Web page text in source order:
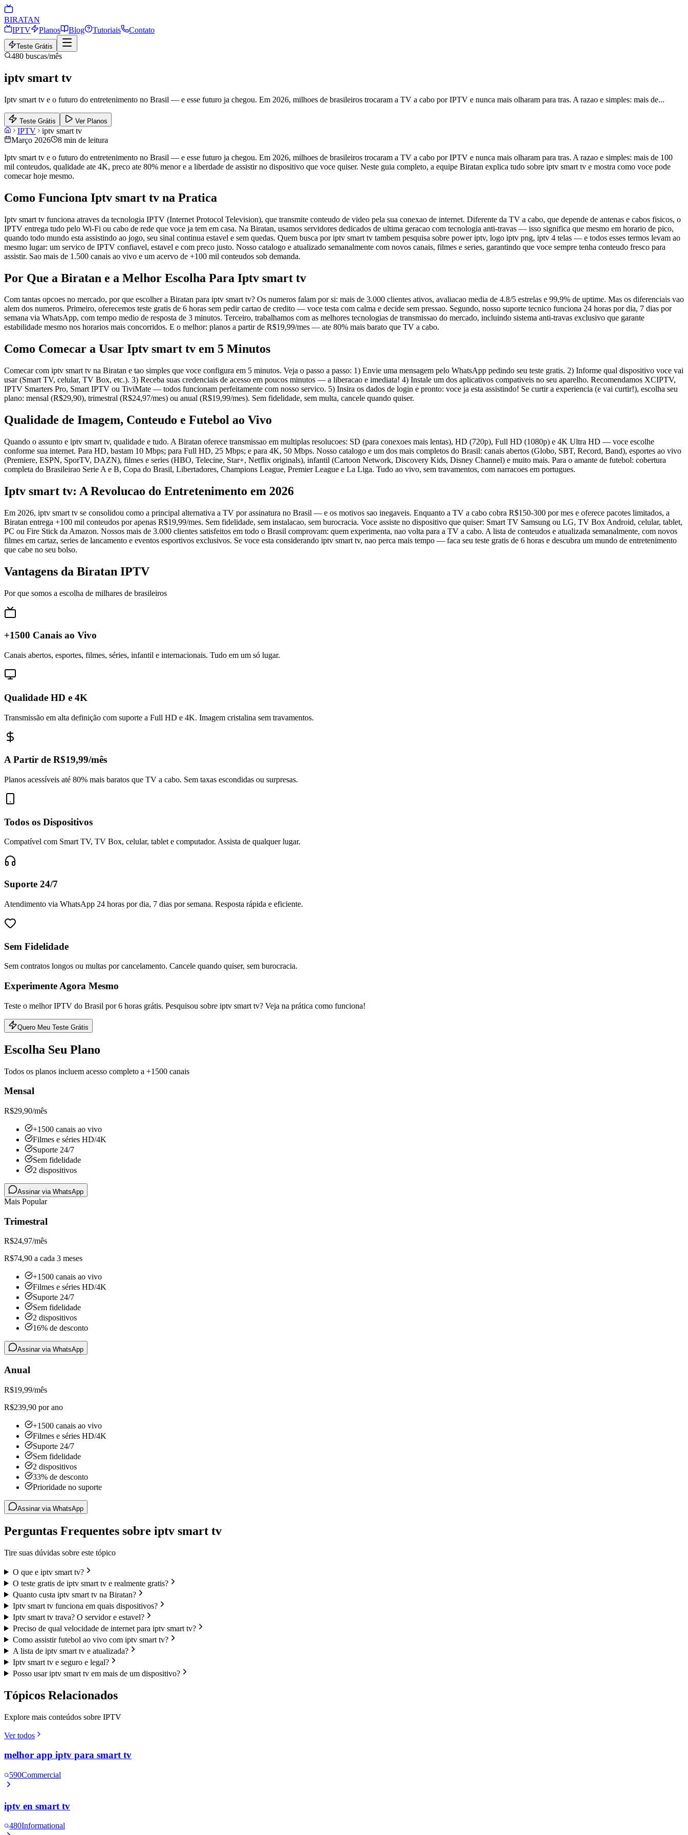
BIRATAN
IPTV
Planos Blog Tutoriais Contato
Teste Grátis
480 buscas/mês
iptv smart tv
Iptv smart tv e o futuro do entretenimento no Brasil — e esse futuro ja chegou. Em 2026, milhoes de brasileiros trocaram a TV a cabo por IPTV e nunca mais olharam para tras. A razao e simples: mais de...
Teste Grátis Ver Planos
IPTV
iptv smart tv
Março 2026
8 min de leitura
Iptv smart tv e o futuro do entretenimento no Brasil — e esse futuro ja chegou. Em 2026, milhoes de brasileiros trocaram a TV a cabo por IPTV e nunca mais olharam para tras. A razao e simples: mais de 100
mil conteudos, qualidade ate 4K, preco ate 80% menor e a liberdade de assistir no dispositivo que voce quiser. Neste guia completo, a equipe Biratan explica tudo sobre iptv smart tv e mostra como voce pode
comecar hoje mesmo.
Como Funciona Iptv smart tv na Pratica
Iptv smart tv funciona atraves da tecnologia IPTV (Internet Protocol Television), que transmite conteudo de video pela sua conexao de internet. Diferente da TV a cabo, que depende de antenas e cabos fisicos, o
IPTV entrega tudo pelo Wi-Fi ou cabo de rede que voce ja tem em casa. Na Biratan, usamos servidores dedicados de ultima geracao com tecnologia anti-travas — isso significa que mesmo em horario de pico,
quando todo mundo esta assistindo ao jogo, seu sinal continua estavel e sem quedas. Quem busca por iptv smart tv tambem pesquisa sobre power iptv, logo iptv png, iptv 4 telas — e todos esses termos levam ao
mesmo lugar: um servico de IPTV confiavel, estavel e com preco justo. Nosso catalogo e atualizado semanalmente com novos canais, filmes e series, garantindo que voce sempre tenha conteudo fresco para
assistir. Sao mais de 1.500 canais ao vivo e um acervo de +100 mil conteudos sob demanda.
Por Que a Biratan e a Melhor Escolha Para Iptv smart tv
Com tantas opcoes no mercado, por que escolher a Biratan para iptv smart tv? Os numeros falam por si: mais de 3.000 clientes ativos, avaliacao media de 4.8/5 estrelas e 99,9% de uptime. Mas os diferenciais vao
alem dos numeros. Primeiro, oferecemos teste gratis de 6 horas sem pedir cartao de credito — voce testa com calma e decide sem pressao. Segundo, nosso suporte tecnico funciona 24 horas por dia, 7 dias por
semana via WhatsApp, com tempo medio de resposta de 3 minutos. Terceiro, trabalhamos com as melhores tecnologias de transmissao do mercado, incluindo sistema anti-travas exclusivo que garante
estabilidade mesmo nos horarios mais concorridos. E o melhor: planos a partir de R$19,99/mes — ate 80% mais barato que TV a cabo.
Como Comecar a Usar Iptv smart tv em 5 Minutos
Comecar com iptv smart tv na Biratan e tao simples que voce configura em 5 minutos. Veja o passo a passo: 1) Envie uma mensagem pelo WhatsApp pedindo seu teste gratis. 2) Informe qual dispositivo voce vai
usar (Smart TV, celular, TV Box, etc.). 3) Receba suas credenciais de acesso em poucos minutos — a liberacao e imediata! 4) Instale um dos aplicativos compativeis no seu aparelho. Recomendamos XCIPTV,
IPTV Smarters Pro, Smart IPTV ou TiviMate — todos funcionam perfeitamente com nosso servico. 5) Insira os dados de login e pronto: voce ja esta assistindo! Se curtir a experiencia (e vai curtir!), escolha seu
plano: mensal (R$29,90), trimestral (R$24,97/mes) ou anual (R$19,99/mes). Sem fidelidade, sem multa, cancele quando quiser.
Qualidade de Imagem, Conteudo e Futebol ao Vivo
Quando o assunto e iptv smart tv, qualidade e tudo. A Biratan oferece transmissao em multiplas resolucoes: SD (para conexoes mais lentas), HD (720p), Full HD (1080p) e 4K Ultra HD — voce escolhe
conforme sua internet. Para HD, bastam 10 Mbps; para Full HD, 25 Mbps; e para 4K, 50 Mbps. Nosso catalogo e um dos mais completos do Brasil: canais abertos (Globo, SBT, Record, Band), esportes ao vivo
(Premiere, ESPN, SporTV, DAZN), filmes e series (HBO, Telecine, Star+, Netflix originals), infantil (Cartoon Network, Discovery Kids, Disney Channel) e muito mais. Para o amante de futebol: cobertura
completa do Brasileirao Serie A e B, Copa do Brasil, Libertadores, Champions League, Premier League e La Liga. Tudo ao vivo, sem travamentos, com narracoes em portugues.
Iptv smart tv: A Revolucao do Entretenimento em 2026
Em 2026, iptv smart tv se consolidou como a principal alternativa a TV por assinatura no Brasil — e os motivos sao inegaveis. Enquanto a TV a cabo cobra R$150-300 por mes e oferece pacotes limitados, a
Biratan entrega +100 mil conteudos por apenas R$19,99/mes. Sem fidelidade, sem instalacao, sem burocracia. Voce assiste no dispositivo que quiser: Smart TV Samsung ou LG, TV Box Android, celular, tablet,
PC ou Fire Stick da Amazon. Nossos mais de 3.000 clientes satisfeitos em todo o Brasil comprovam: quem experimenta, nao volta para a TV a cabo. A lista de conteudos e atualizada semanalmente, com novos
filmes em cartaz, series de lancamento e eventos esportivos exclusivos. Se voce esta considerando iptv smart tv, nao perca mais tempo — faca seu teste gratis de 6 horas e descubra um mundo de entretenimento
que cabe no seu bolso.
Vantagens da Biratan IPTV
Por que somos a escolha de milhares de brasileiros
+1500 Canais ao Vivo
Canais abertos, esportes, filmes, séries, infantil e internacionais. Tudo em um só lugar.
Qualidade HD e 4K
Transmissão em alta definição com suporte a Full HD e 4K. Imagem cristalina sem travamentos.
A Partir de R$19,99/mês
Planos acessíveis até 80% mais baratos que TV a cabo. Sem taxas escondidas ou surpresas.
Todos os Dispositivos
Compatível com Smart TV, TV Box, celular, tablet e computador. Assista de qualquer lugar.
Suporte 24/7
Atendimento via WhatsApp 24 horas por dia, 7 dias por semana. Resposta rápida e eficiente.
Sem Fidelidade
Sem contratos longos ou multas por cancelamento. Cancele quando quiser, sem burocracia.
Experimente Agora Mesmo
Teste o melhor IPTV do Brasil por 6 horas grátis. Pesquisou sobre iptv smart tv? Veja na prática como funciona!
Quero Meu Teste Grátis
Escolha Seu Plano
Todos os planos incluem acesso completo a +1500 canais
Mensal
R$29,90/mês
+1500 canais ao vivo
Filmes e séries HD/4K
Suporte 24/7
Sem fidelidade
2 dispositivos
Assinar via WhatsApp
Mais Popular
Trimestral
R$24,97/mês
R$74,90 a cada 3 meses
+1500 canais ao vivo
Filmes e séries HD/4K
Suporte 24/7
Sem fidelidade
2 dispositivos
16% de desconto
Assinar via WhatsApp
Anual
R$19,99/mês
R$239,90 por ano
+1500 canais ao vivo
Filmes e séries HD/4K
Suporte 24/7
Sem fidelidade
2 dispositivos
33% de desconto
Prioridade no suporte
Assinar via WhatsApp
Perguntas Frequentes sobre iptv smart tv
Tire suas dúvidas sobre este tópico
O que e iptv smart tv?
O teste gratis de iptv smart tv e realmente gratis?
Quanto custa iptv smart tv na Biratan?
Iptv smart tv funciona em quais dispositivos?
Iptv smart tv trava? O servidor e estavel?
Preciso de qual velocidade de internet para iptv smart tv?
Como assistir futebol ao vivo com iptv smart tv?
A lista de iptv smart tv e atualizada?
Iptv smart tv e seguro e legal?
Posso usar iptv smart tv em mais de um dispositivo?
Tópicos Relacionados
Explore mais conteúdos sobre IPTV
Ver todos
melhor app iptv para smart tv
590Commercial
iptv en smart tv
480Informational